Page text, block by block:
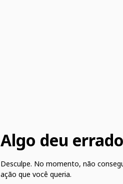
Algo deu
Desculpe. No momento, não
ação que você queria.